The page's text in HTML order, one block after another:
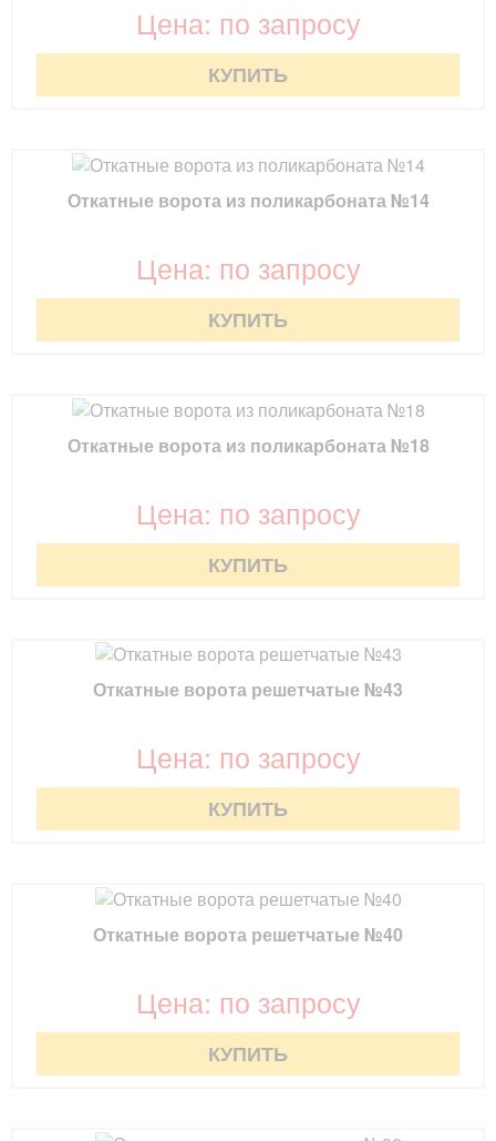
Цена: по запросу
КУПИТЬ
Откатные ворота из поликарбоната №14
Цена: по запросу
КУПИТЬ
Откатные ворота из поликарбоната №18
Цена: по запросу
КУПИТЬ
Откатные ворота решетчатые №43
Цена: по запросу
КУПИТЬ
Откатные ворота решетчатые №40
Цена: по запросу
КУПИТЬ